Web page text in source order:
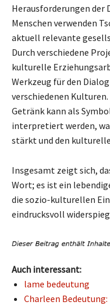
Herausforderungen
Menschen verwenden
aktuell relevante
Durch verschiedene
kulturelle
Werkzeug für den
verschiedenen
Getränk kann als
interpretiert werden,
stärkt und den
Insgesamt zeigt sich,
Wort; es ist ein
die sozio-kulturellen
eindrucksvoll
Auch interessant:
lame bedeutung
Charleen